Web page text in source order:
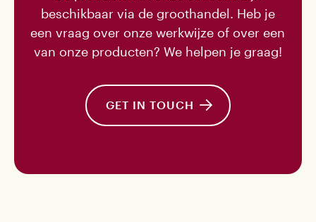
beschikbaar via de groothandel. Heb je
een vraag over onze werkwijze of over een
van onze producten? We helpen je graag!
GET IN TOUCH